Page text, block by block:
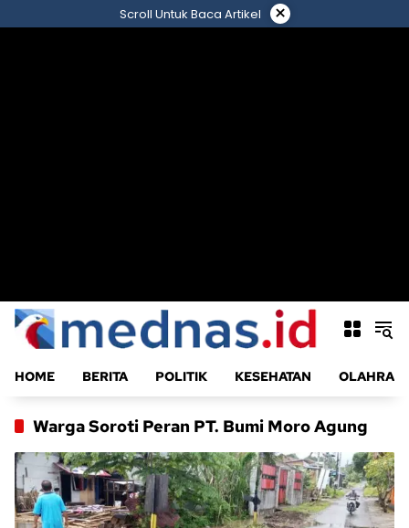
ke
Scroll Untuk Baca Artikel ×
HOME BERITA POLITIK KESEHATAN
Warga Soroti Peran PT. Bumi Moro Agung